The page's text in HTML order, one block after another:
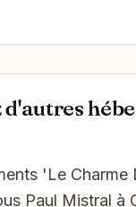
'Le Charme
Paul Mistral à